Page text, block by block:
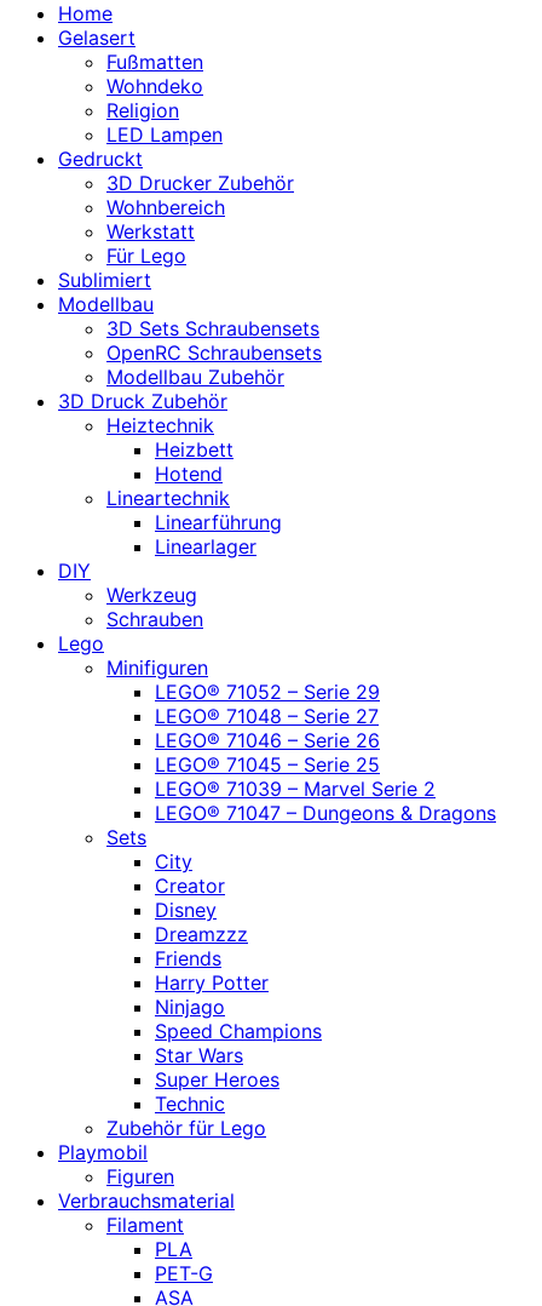
Home
Gelasert
Fußmatten
Wohndeko
Religion
LED Lampen
Gedruckt
3D Drucker Zubehör
Wohnbereich
Werkstatt
Für Lego
Sublimiert
Modellbau
3D Sets Schraubensets
OpenRC Schraubensets
Modellbau Zubehör
3D Druck Zubehör
Heiztechnik
Heizbett
Hotend
Lineartechnik
Linearführung
Linearlager
DIY
Werkzeug
Schrauben
Lego
Minifiguren
LEGO® 71052 – Serie 29
LEGO® 71048 – Serie 27
LEGO® 71046 – Serie 26
LEGO® 71045 – Serie 25
LEGO® 71039 – Marvel Serie 2
LEGO® 71047 – Dungeons & Dragons
Sets
City
Creator
Disney
Dreamzzz
Friends
Harry Potter
Ninjago
Speed Champions
Star Wars
Super Heroes
Technic
Zubehör für Lego
Playmobil
Figuren
Verbrauchsmaterial
Filament
PLA
PET-G
ASA